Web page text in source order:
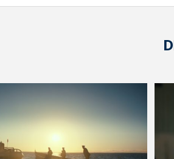
EN GRAND FORMAT